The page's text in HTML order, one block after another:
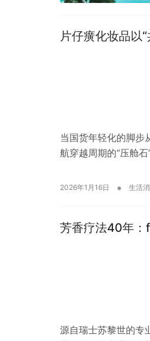
片仔癀化妆品以
当国货年轻化的脚步
航穿越周期的“压舱
2026年1月16日 • 生活
芳香疗法40年：
源自瑞士苏黎世的专